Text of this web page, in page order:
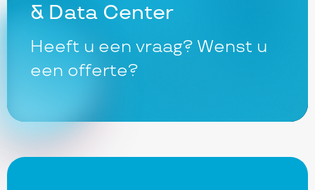
& Data Center
Heeft u een vraag? Wenst u
een offerte?